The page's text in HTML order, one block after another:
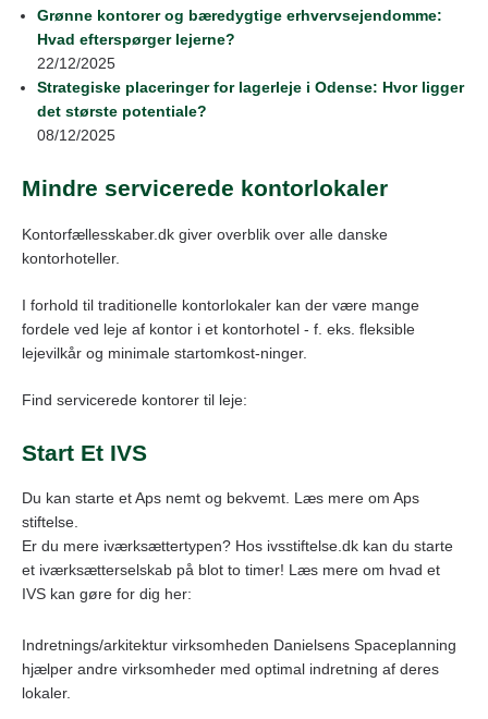
Grønne kontorer og bæredygtige erhvervsejendomme:
Hvad efterspørger lejerne?
22/12/2025
Strategiske placeringer for lagerleje i Odense: Hvor ligger
det største potentiale?
08/12/2025
Mindre servicerede kontorlokaler
Kontorfællesskaber.dk giver overblik over alle danske
kontorhoteller.
I forhold til traditionelle kontorlokaler kan der være mange
fordele ved leje af kontor i et kontorhotel - f. eks. fleksible
lejevilkår og minimale startomkost-ninger.
Find servicerede kontorer til leje:
Start Et IVS
Du kan starte et Aps nemt og bekvemt. Læs mere om Aps
stiftelse.
Er du mere iværksættertypen? Hos ivsstiftelse.dk kan du starte
et iværksætterselskab på blot to timer! Læs mere om hvad et
IVS kan gøre for dig her:
Indretnings/arkitektur virksomheden Danielsens Spaceplanning
hjælper andre virksomheder med optimal indretning af deres
lokaler.